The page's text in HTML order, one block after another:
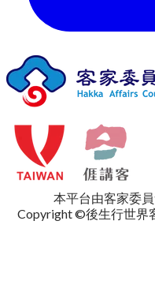
本平台由客家委
Copyright ©後生行世界